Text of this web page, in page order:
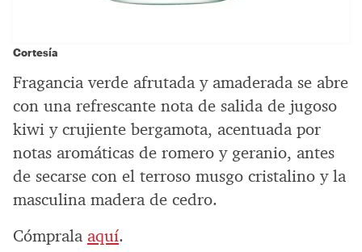
Cortesía
Fragancia verde afrutada y amaderada se abre
con una refrescante nota de salida de jugoso
kiwi y crujiente bergamota, acentuada por
notas aromáticas de romero y geranio, antes
de secarse con el terroso musgo cristalino y la
masculina madera de cedro.
Cómprala aquí.